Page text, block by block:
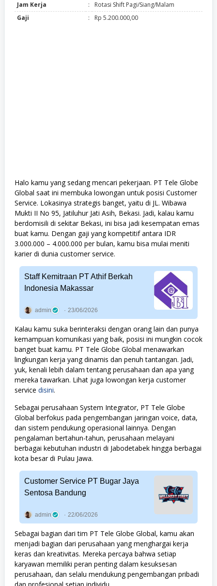
Jam Kerja
:
Rotasi Shift Pagi/Siang/Malam
Gaji
: Rp 5.200.000,00
Halo kamu yang sedang mencari pekerjaan. PT Tele Globe
Global saat ini membuka lowongan untuk posisi Customer
Service. Lokasinya strategis banget, yaitu di JL. Wibawa
Mukti II No 95, Jatiluhur Jati Asih, Bekasi. Jadi, kalau kamu
berdomisili di sekitar Bekasi, ini bisa jadi kesempatan emas
buat kamu. Dengan gaji yang kompetitif antara IDR
3.000.000 – 4.000.000 per bulan, kamu bisa mulai meniti
karier di dunia customer service.
Staff Kemitraan PT Athif Berkah
Indonesia Makassar
admin 23/06/2026
Kalau kamu suka berinteraksi dengan orang lain dan punya
kemampuan komunikasi yang baik, posisi ini mungkin cocok
banget buat kamu. PT Tele Globe Global menawarkan
lingkungan kerja yang dinamis dan penuh tantangan. Jadi,
yuk, kenali lebih dalam tentang perusahaan dan apa yang
mereka tawarkan. Lihat juga lowongan kerja customer
service disini.
Sebagai perusahaan System Integrator, PT Tele Globe
Global berfokus pada pengembangan jaringan voice, data,
dan sistem pendukung operasional lainnya. Dengan
pengalaman bertahun-tahun, perusahaan melayani
berbagai kebutuhan industri di Jabodetabek hingga berbagai
kota besar di Pulau Jawa.
Customer Service PT Bugar Jaya
Sentosa Bandung
admin 22/06/2026
Sebagai bagian dari tim PT Tele Globe Global, kamu akan
menjadi bagian dari perusahaan yang menghargai kerja
keras dan kreativitas. Mereka percaya bahwa setiap
karyawan memiliki peran penting dalam kesuksesan
perusahaan, dan selalu mendukung pengembangan pribadi